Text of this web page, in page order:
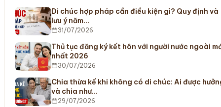
Di chúc hợp pháp cần điều kiện gì? Quy định và
lưu ý năm…
31/07/2026
Thủ tục đăng ký kết hôn với người nước ngoài
nhất 2026
30/07/2026
Chia thừa kế khi không có di chúc: Ai được
và chia như…
29/07/2026